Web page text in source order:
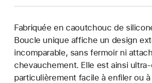
Fabriquée en caoutchouc de
Boucle unique affiche un design
incomparable, sans fermoir ni
chevauchement. Elle est ainsi
particulièrement facile à enfiler ou